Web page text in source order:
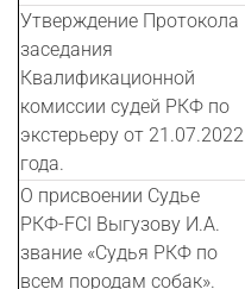
Утверждение Протокола
заседания
Квалификационной
комиссии судей РКФ по
экстерьеру от 21.07.2022
года.
О присвоении Судье
РКФ-FCI Выгузову И.А.
звание «Судья РКФ по
всем породам собак».